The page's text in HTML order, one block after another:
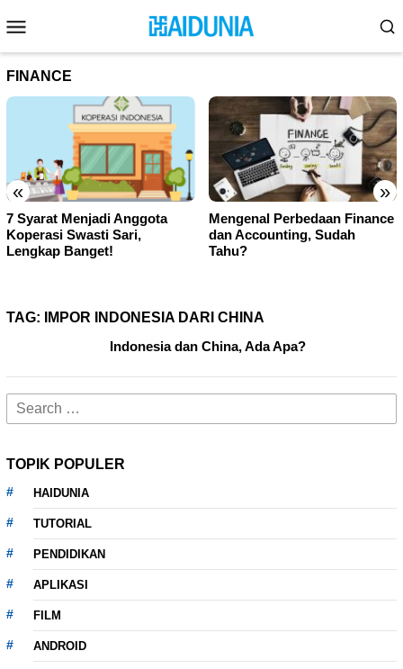
to
contentMenu
FINANCE
« »
Mengenal Perbedaan Finance
dan Accounting, Sudah
Tahu?
Cara Menghapus
Transfer Rekening
TAG:
IMPOR INDONESIA DARI CHINA
Indonesia dan China, Ada Apa?
Search
for:
TOPIK POPULER
HAIDUNIA
TUTORIAL
PENDIDIKAN
APLIKASI
FILM
ANDROID